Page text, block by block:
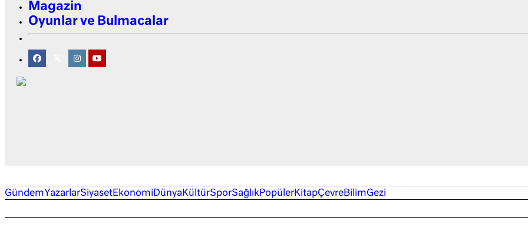
Magazin
Oyunlar ve Bulmacalar
GündemYazarlarSiyasetEkonomi Dünya KültürSporSağlıkPopülerKitapÇevreBilimGezi